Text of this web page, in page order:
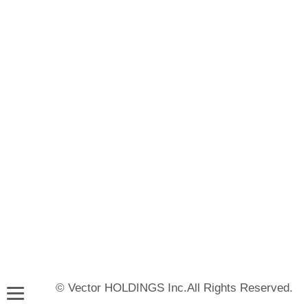
© Vector HOLDINGS Inc.All Rights Reserved.